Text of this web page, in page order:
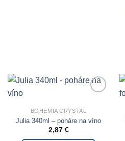
BOHEMIA CRYSTAL
Julia 340ml – poháre na víno
2,87 €